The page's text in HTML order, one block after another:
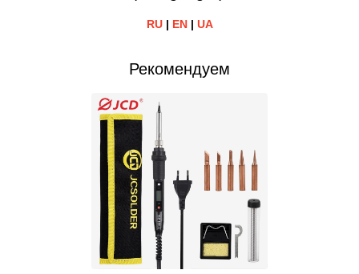
RU| EN| UA
Рекомендуем